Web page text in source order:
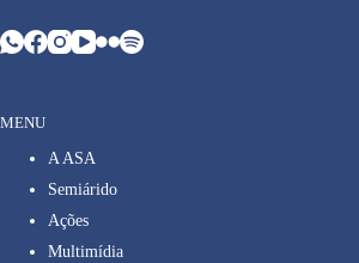
MENU
A ASA
Semiárido
Ações
Multimídia